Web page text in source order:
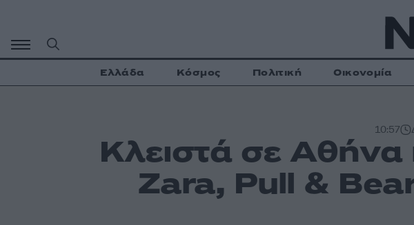
περιεχόμενο
Ελλάδα Κόσμος Πολιτική Οικονομία
10:57
Κλειστά σε Αθήνα
Zara, Pull &